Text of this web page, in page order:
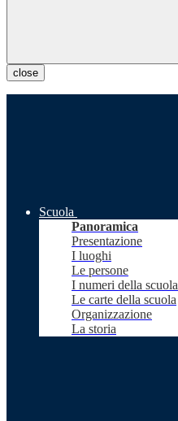
close
Scuola
Panoramica
Presentazione
I luoghi
Le persone
I numeri della scuola
Le carte della scuola
Organizzazione
La storia